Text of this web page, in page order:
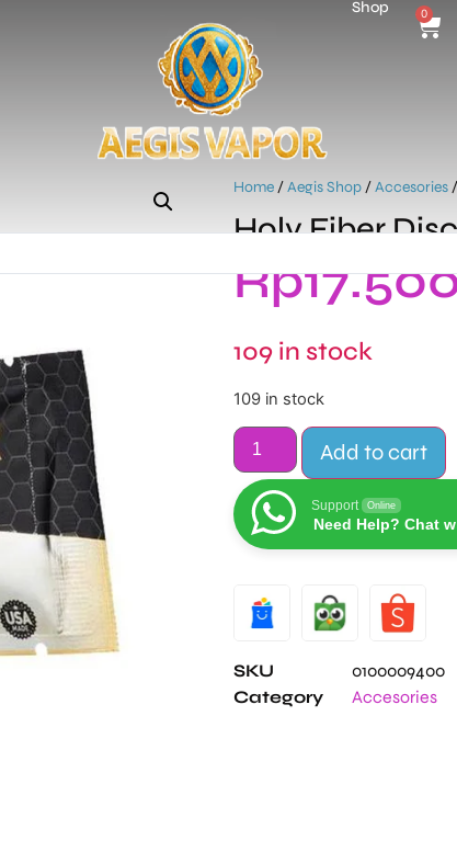
Shop 0
Home/Aegis Shop/Accesories/
Holy Fiber
Rp
109 in stock
109 in stock
Add to cart
Support Online
Need Help? Chat
SKU
0100009400
Category
Accesories